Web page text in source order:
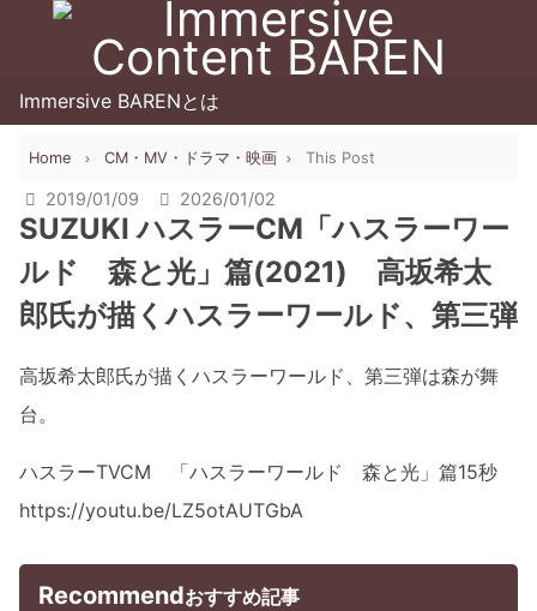
Immersive BARENとは
Home CM・MV・ドラマ・映画 This Post
2019/01/09 2026/01/02
SUZUKI ハスラーCM「ハスラーワー
ルド 森と光」篇(2021) 高坂希太
郎氏が描くハスラーワールド、第三弾
高坂希太郎氏が描くハスラーワールド、第三弾は森が舞
台。
ハスラーTVCM 「ハスラーワールド 森と光」篇15秒
https://youtu.be/LZ5otAUTGbA
Recommendおすすめ記事